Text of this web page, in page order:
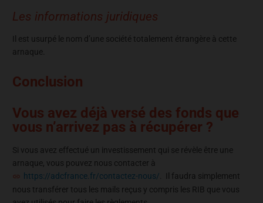
Les informations juridiques
Il est usurpé le nom d’une société totalement étrangère à cette
arnaque.
Conclusion
Vous avez déjà versé des fonds que
vous n’arrivez pas à récupérer ?
Si vous avez effectué un investissement qui se révèle être une
arnaque, vous pouvez nous contacter à
https://adcfrance.fr/contactez-nous/ . Il faudra simplement
nous transférer tous les mails reçus y compris les RIB que vous